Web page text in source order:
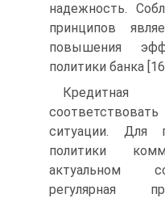
надежность.
принципов
повышения
политики банка
ситуации. Для
политики
актуальном
регулярная